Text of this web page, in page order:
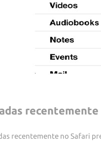
recentemente
recentemente no Safari